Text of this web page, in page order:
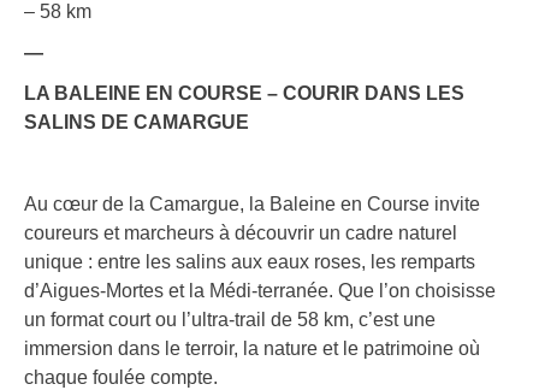
– 58 km
—
LA BALEINE EN COURSE – COURIR DANS LES
SALINS DE CAMARGUE
Au cœur de la Camargue, la Baleine en Course invite
coureurs et marcheurs à découvrir un cadre naturel
unique : entre les salins aux eaux roses, les remparts
d’Aigues-Mortes et la Médi-terranée. Que l’on choisisse
un format court ou l’ultra-trail de 58 km, c’est une
immersion dans le terroir, la nature et le patrimoine où
chaque foulée compte.